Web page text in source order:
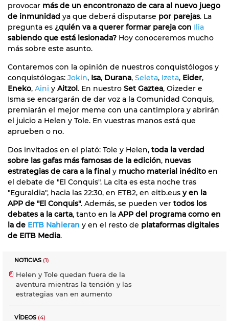
provocar más de un encontronazo de cara al nuevo juego
de inmunidad ya que deberá disputarse por parejas. La
pregunta es ¿quién va a querer formar pareja con Ilia
sabiendo que está lesionada? Hoy conoceremos mucho
más sobre este asunto.
Contaremos con la opinión de nuestros conquistólogos y
conquistólogas: Jokin, Isa, Durana, Seleta, Izeta, Eider,
Eneko, Aini y Aitzol. En nuestro Set Gaztea, Oizeder e
Isma se encargarán de dar voz a la Comunidad Conquis,
premiarán el mejor meme con una cantimplora y abrirán
el juicio a Helen y Tole. En vuestras manos está que
aprueben o no.
Dos invitados en el plató: Tole y Helen, toda la verdad
sobre las gafas más famosas de la edición, nuevas
estrategias de cara a la final y mucho material inédito en
el debate de "El Conquis". La cita es esta noche tras
"Eguraldia", hacia las 22:30, en ETB2, en eitb.eus y en la
APP de "El Conquis". Además, se pueden ver todos los
debatesa la carta, tanto en la APP del programa como en
la de EITB Nahieran y en el resto de plataformas digitales
de EITB Media.
NOTICIAS (1)
Helen y Tole quedan fuera de la
aventura mientras la tensión y las
estrategias van en aumento
VÍDEOS (4)